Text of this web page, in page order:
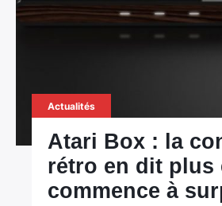
Actualités
Atari Box : la
rétro en dit plus
commence à